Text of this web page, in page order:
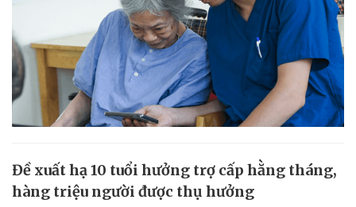
Đề xuất hạ 10 tuổi hưởng trợ cấp hằng tháng,
hàng triệu người được thụ hưởng